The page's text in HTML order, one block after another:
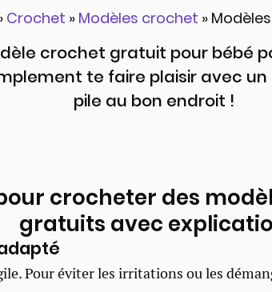
Crochet » Modèles crochet »
crochet gratuit pour bébé
te faire plaisir avec
pile au bon endroit !
crocheter des
gratuits avec
Pour éviter les irritations ou les